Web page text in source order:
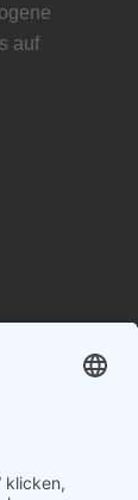
auf